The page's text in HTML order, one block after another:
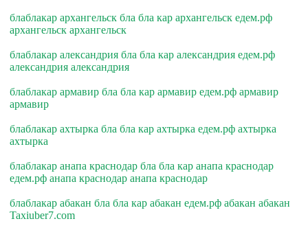
блаблакар архангельск бла бла кар архангельск едем.рф
архангельск архангельск
блаблакар александрия бла бла кар александрия едем.рф
александрия александрия
блаблакар армавир бла бла кар армавир едем.рф армавир
армавир
блаблакар ахтырка бла бла кар ахтырка едем.рф ахтырка
ахтырка
блаблакар анапа краснодар бла бла кар анапа краснодар
едем.рф анапа краснодар анапа краснодар
блаблакар абакан бла бла кар абакан едем.рф абакан абакан
Taxiuber7.com